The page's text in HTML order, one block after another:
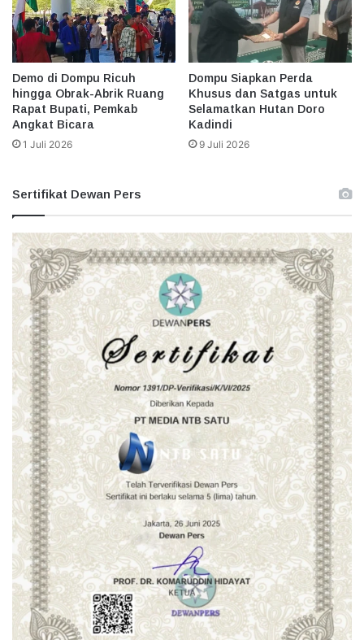
Demo di Dompu Ricuh
hingga Obrak-Abrik Ruang
Rapat Bupati, Pemkab
Angkat Bicara
1 Juli 2026
Dompu Siapkan Perda
Khusus dan Satgas untuk
Selamatkan Hutan Doro
Kadindi
9 Juli 2026
Sertifikat Dewan Pers